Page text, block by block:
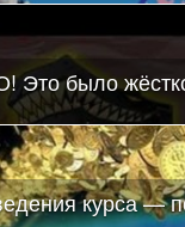
Это было
курса —